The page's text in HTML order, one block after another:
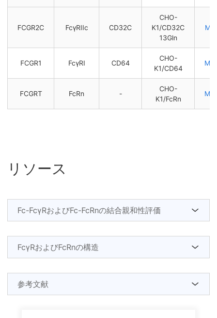
FCGR2C FcγRIIc CD32C
CHO-
K1/CD32C
13Gln
FCGR1 FcγRI CD64
CHO-
K1/CD64
FCGRT FcRn -
CHO-
K1/FcRn
リソース
Fc-FcγRおよびFc-FcRnの結合親和性評価
FcγRおよびFcRnの構造
参考文献